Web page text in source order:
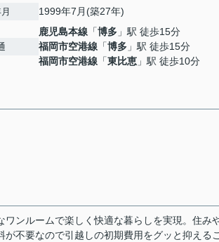
1999年7月(築27年)
鹿児島本線 「博多 」駅 徒歩15分
福岡市空港線 「博多 」駅 徒歩15分
福岡市空港線 「東比恵 」駅 徒歩10分
ンルームで楽しく快適な暮らしを実現。住み
不要なので引越しの初期費用をグッと抑える